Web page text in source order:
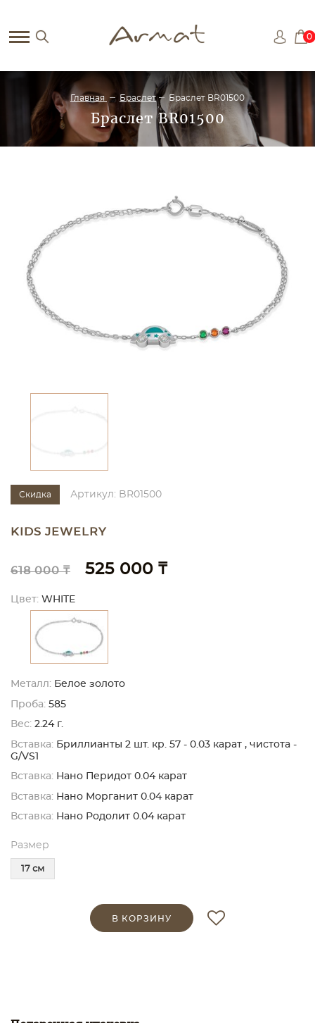
0
Главная Браслет Браслет BR01500
Браслет BR01500
Скидка Артикул: BR01500
KIDS JEWELRY
618 000 ₸ 525 000 ₸
Цвет: WHITE
Металл: Белое золото
Проба: 585
Вес: 2.24 г.
Вставка: Бриллианты 2 шт. кр. 57 - 0.03 карат , чистота -
G/VS1
Вставка: Нано Перидот 0.04 карат
Вставка: Нано Морганит 0.04 карат
Вставка: Нано Родолит 0.04 карат
Размер
17 см
В КОРЗИНУ